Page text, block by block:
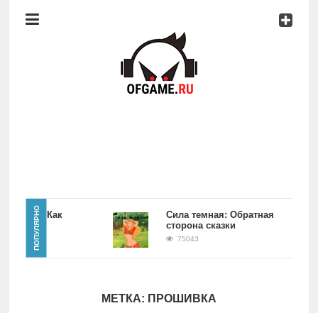
Консоли
Главная
ПОПУЛЯРНО
игры Как
Сила темная: Обратная
сторона сказки
75043
МЕТКА: ПРОШИВКА